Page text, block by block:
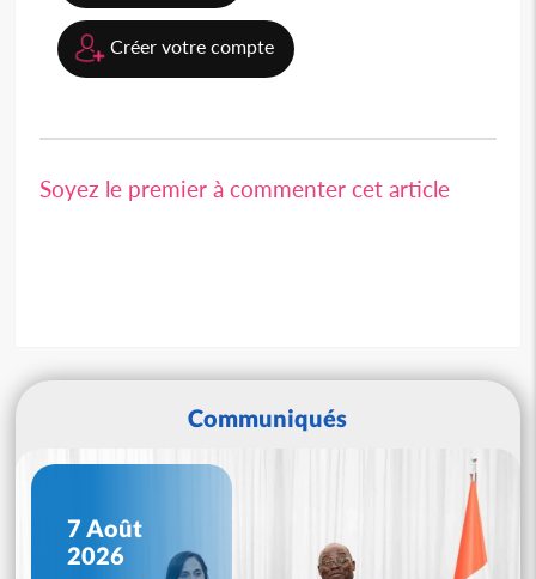
Créer votre compte
Soyez le premier à commenter cet article
Communiqués
7 Août
2026